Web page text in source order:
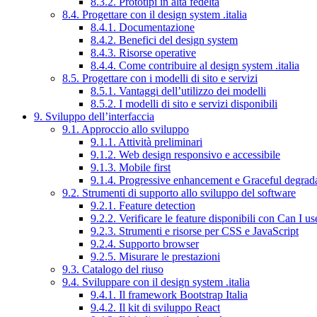
8.4. Progettare con il design system .italia
8.4.1. Documentazione
8.4.2. Benefici del design system
8.4.3. Risorse operative
8.4.4. Come contribuire al design system .italia
8.5. Progettare con i modelli di sito e servizi
8.5.1. Vantaggi dell’utilizzo dei modelli
8.5.2. I modelli di sito e servizi disponibili
9. Sviluppo dell’interfaccia
9.1. Approccio allo sviluppo
9.1.1. Attività preliminari
9.1.2. Web design responsivo e accessibile
9.1.3. Mobile first
9.1.4. Progressive enhancement e Graceful
9.2. Strumenti di supporto allo sviluppo del software
9.2.1. Feature detection
9.2.2. Verificare le feature disponibili con Can I
9.2.3. Strumenti e risorse per CSS e JavaScript
9.2.4. Supporto browser
9.2.5. Misurare le prestazioni
9.3. Catalogo del riuso
9.4. Sviluppare con il design system .italia
9.4.1. Il framework Bootstrap Italia
9.4.2. Il kit di sviluppo React